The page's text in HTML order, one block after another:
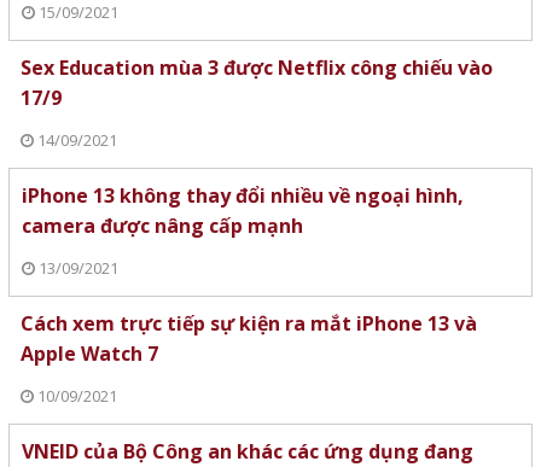
15/09/2021
Sex Education mùa 3 được Netflix công chiếu vào
17/9
14/09/2021
iPhone 13 không thay đổi nhiều về ngoại hình,
camera được nâng cấp mạnh
13/09/2021
Cách xem trực tiếp sự kiện ra mắt iPhone 13 và
Apple Watch 7
10/09/2021
VNEID của Bộ Công an khác các ứng dụng đang